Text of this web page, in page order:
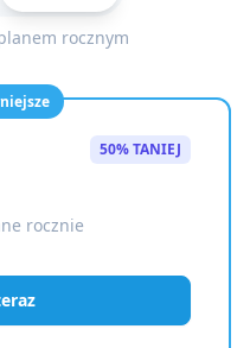
rocznym
50% TANIEJ
rocznie